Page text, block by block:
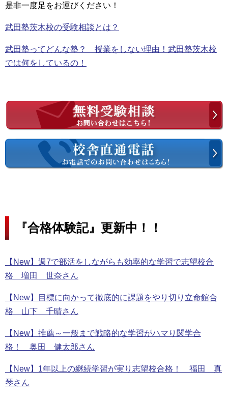
是非一度足をお運びください！
武田塾茨木校の受験相談とは？
武田塾ってどんな塾？ 授業をしない理由！武田塾茨木校
では何をしているの！
『合格体験記』更新中！！
【New】週7で部活をしながらも効率的な学習で志望校合
格 増田 世奈さん
【New】目標に向かって徹底的に課題をやり切り立命館合
格 山下 千晴さん
【New】推薦～一般まで戦略的な学習がハマり関学合
格！ 奥田 健太郎さん
【New】1年以上の継続学習が実り志望校合格！ 福田 真
琴さん